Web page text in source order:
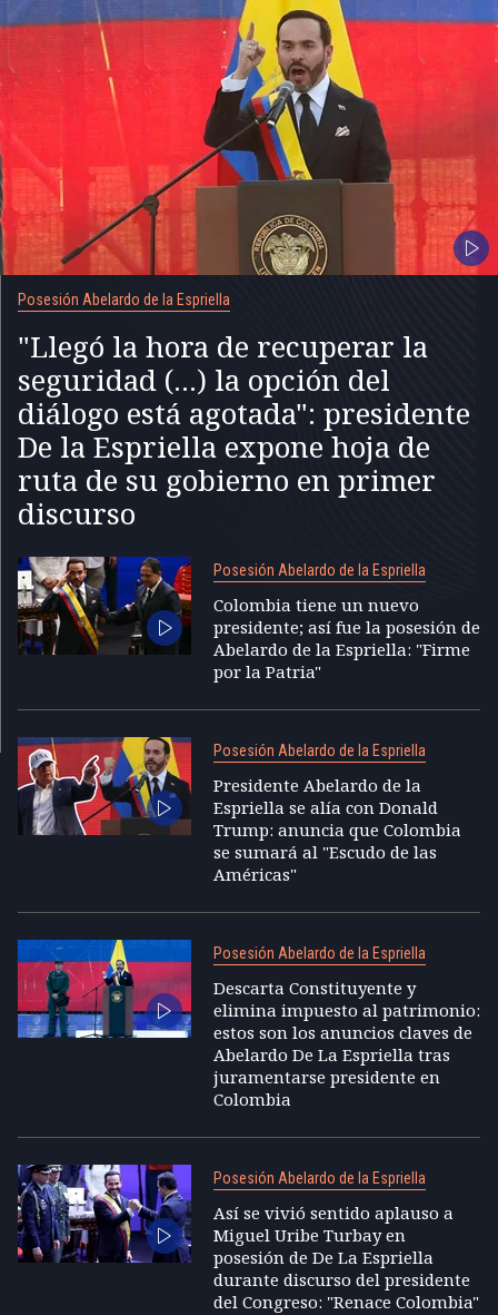
Posesión Abelardo de la Espriella
"Llegó la hora de recuperar la
seguridad (...) la opción del
diálogo está agotada": presidente
De la Espriella expone hoja de
ruta de su gobierno en primer
discurso
Posesión Abelardo de la Espriella
Colombia tiene un nuevo
presidente; así fue la posesión de
Abelardo de la Espriella: "Firme
por la Patria"
Posesión Abelardo de la Espriella
Presidente Abelardo de la
Espriella se alía con Donald
Trump: anuncia que Colombia
se sumará al "Escudo de las
Américas"
Posesión Abelardo de la Espriella
Descarta Constituyente y
elimina impuesto al patrimonio:
estos son los anuncios claves de
Abelardo De La Espriella tras
juramentarse presidente en
Colombia
Posesión Abelardo de la Espriella
Así se vivió sentido aplauso a
Miguel Uribe Turbay en
posesión de De La Espriella
durante discurso del presidente
del Congreso: "Renace Colombia"